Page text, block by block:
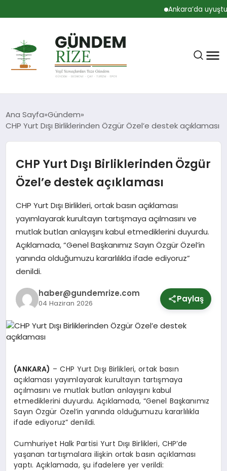
Ankara’da
RIZE
BÜLTEN
GÜNDEM
SPOR
YURT
Ana Sayfa Gündem
CHP Yurt Dışı Birliklerinden Özgür Özel’e destek açıklaması
CHP Yurt Dışı Birliklerinden Özgür
Özel’e destek açıklaması
CHP Yurt Dışı Birlikleri, ortak basın açıklaması
yayımlayarak kurultayın tartışmaya açılmasını ve
mutlak butlan anlayışını kabul etmediklerini duyurdu.
Açıklamada, “Genel Başkanımız Sayın Özgür Özel’in
yanında olduğumuzu kararlılıkla ifade ediyoruz”
denildi.
haber@gundemrize.com
04 Haziran 2026 Paylaş
(ANKARA) – CHP Yurt Dışı Birlikleri, ortak basın
açıklaması yayımlayarak kurultayın tartışmaya
açılmasını ve mutlak butlan anlayışını kabul
etmediklerini duyurdu. Açıklamada, “Genel Başkanımız
Sayın Özgür Özel’in yanında olduğumuzu kararlılıkla
ifade ediyoruz” denildi.
Cumhuriyet Halk Partisi Yurt Dışı Birlikleri, CHP’de
yaşanan tartışmalara ilişkin ortak basın açıklaması
yaptı. Açıklamada, şu ifadelere yer verildi: